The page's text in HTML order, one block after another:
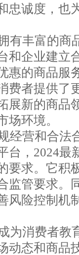
忠诚度，也
有丰富的商
和企业建立
惠的商品服
费者提供了
展新的商品
场环境。
经营和合法
台，2024最
要求。它积
监管要求。
风险控制机
为消费者教
动态和商品